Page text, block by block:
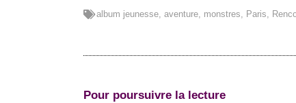
album jeunesse, aventure, monstres, Paris,
Pour poursuivre la lecture